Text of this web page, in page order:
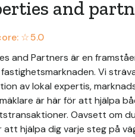
and
☆5.0
and Partners är en
Vi
av lokal expertis,
är här för att hjälpa
Oavsett om
att hjälpa dig varje steg på